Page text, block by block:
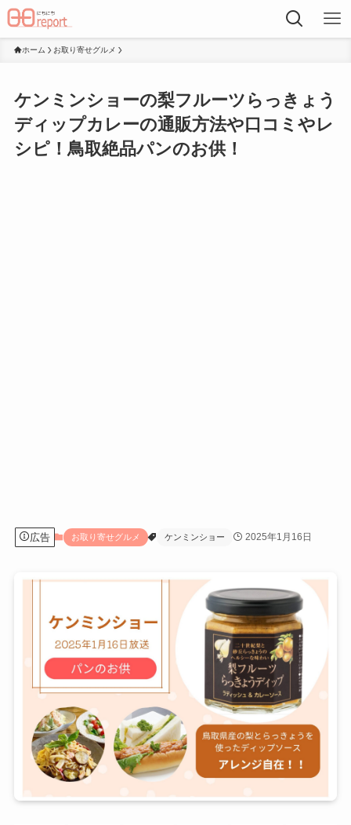
ホーム お取り寄せグルメ
ケンミンショーの梨フルーツらっきょう
ディップカレーの通販方法や口コミやレ
シピ！鳥取絶品パンのお供！
広告 お取り寄せグルメ ケンミンショー 2025年1月16日